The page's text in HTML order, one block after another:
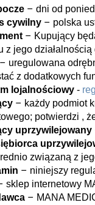
– dni od
cywilny – polska
– Kupujący
z jego
– uregulowana
z dodatkowych
lojalnościowy -
– każdy podmiot
potwierdzi ,
uprzywilejowany
związaną z
– niniejszy
sklep internetowy
– MANA